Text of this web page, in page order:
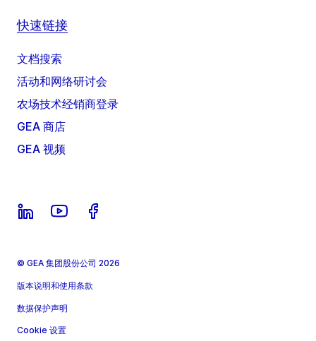
快速链接
文档搜索
活动和网络研讨会
农场技术经销商登录
GEA 商店
GEA 视频
© GEA 集团股份公司 2026
版本说明和使用条款
数据保护声明
Cookie 设置